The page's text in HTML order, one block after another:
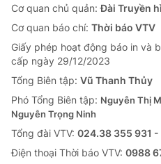
Cơ quan chủ quản:Đài Truyền
Cơ quan báo chí: Thời báo VTV
Giấy phép hoạt động báo in và
cấp ngày 29/12/2023
Tổng Biên tập: Vũ Thanh Thủy
Phó Tổng Biên tập: Nguyễn Thị
Nguyễn Trọng Ninh
Tổng đài VTV: 024.38 355 931
Ðiện thoại Thời báo VTV: 0988